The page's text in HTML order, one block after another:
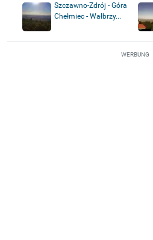
Szczawno-Zdrój - Góra
Chełmiec - Wałbrzy...
WERBUNG